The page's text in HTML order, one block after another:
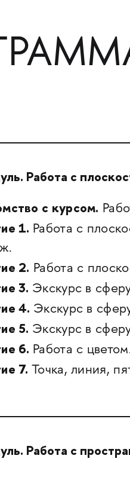
Работа с
с курсом.
1. Работа с
2. Работа с
3. Экскурс в
4. Экскурс в
5. Экскурс в
6. Работа с
7.Точка, линия,
Работа с